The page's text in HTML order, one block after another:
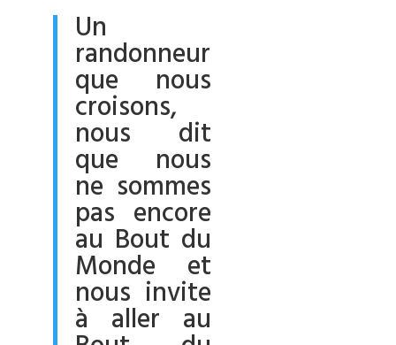
Un
randonneur
que nous
croisons,
nous dit
que nous
ne sommes
pas encore
au Bout du
Monde et
nous invite
à aller au